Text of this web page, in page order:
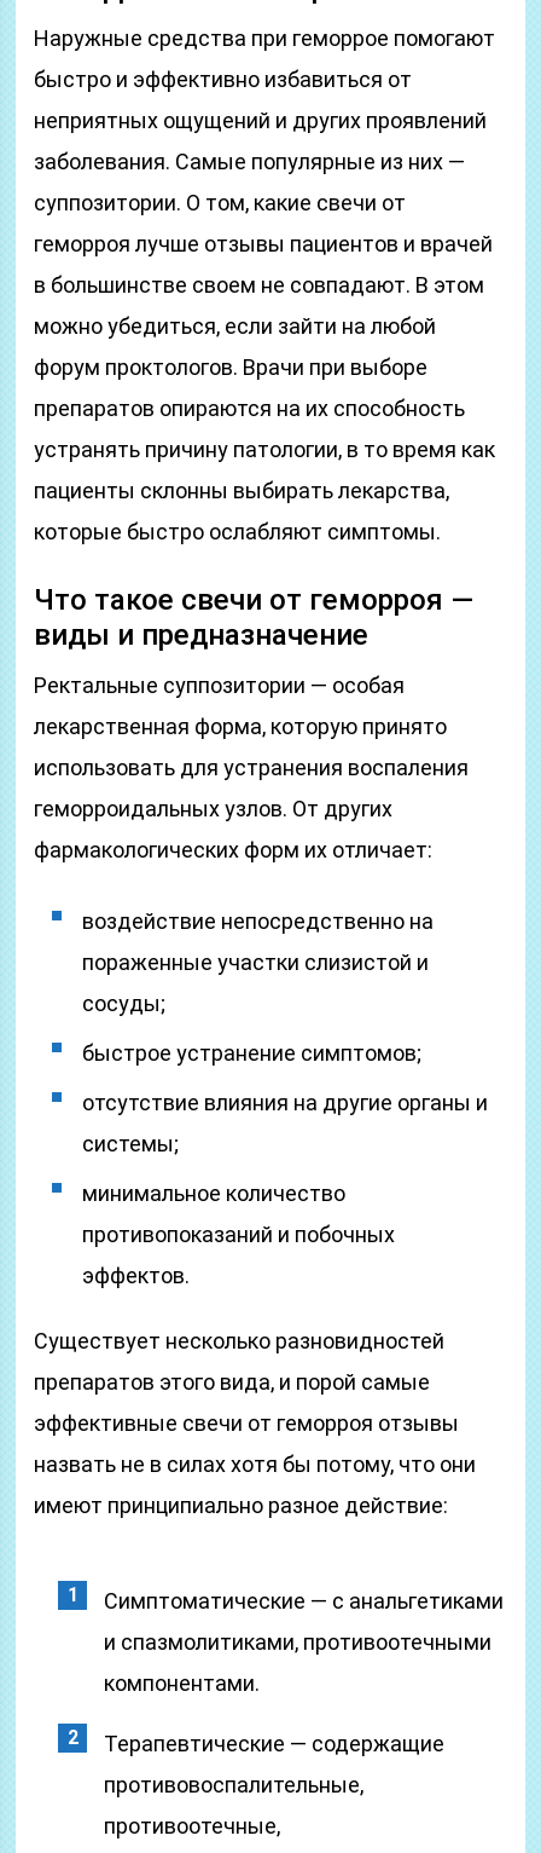
Наружные средства при геморрое помогают
быстро и эффективно избавиться от
неприятных ощущений и других проявлений
заболевания. Самые популярные из них —
суппозитории. О том, какие свечи от
геморроя лучше отзывы пациентов и врачей
в большинстве своем не совпадают. В этом
можно убедиться, если зайти на любой
форум проктологов. Врачи при выборе
препаратов опираются на их способность
устранять причину патологии, в то время как
пациенты склонны выбирать лекарства,
которые быстро ослабляют симптомы.
Что такое свечи от геморроя —
виды и предназначение
Ректальные суппозитории — особая
лекарственная форма, которую принято
использовать для устранения воспаления
геморроидальных узлов. От других
фармакологических форм их отличает:
воздействие непосредственно на
пораженные участки слизистой и
сосуды;
быстрое устранение симптомов;
отсутствие влияния на другие органы и
системы;
минимальное количество
противопоказаний и побочных
эффектов.
Существует несколько разновидностей
препаратов этого вида, и порой самые
эффективные свечи от геморроя отзывы
назвать не в силах хотя бы потому, что они
имеют принципиально разное действие:
Симптоматические — с анальгетиками
и спазмолитиками, противоотечными
компонентами.
Терапевтические — содержащие
противовоспалительные,
противоотечные,